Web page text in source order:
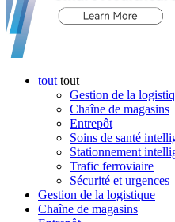
mobiles.
tout tout
Gestion de la
Chaîne de magasins
Entrepôt
Soins de santé
Stationnement
Trafic ferroviaire
Sécurité et urgences
Gestion de la logistique
Chaîne de magasins